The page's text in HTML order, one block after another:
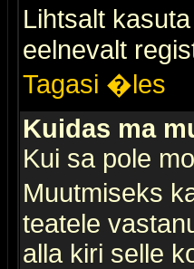
Lihtsalt
eelnevalt
Tagasi �les
Kuidas ma
Kui sa pole
Muutmiseks
teatele
alla kiri selle